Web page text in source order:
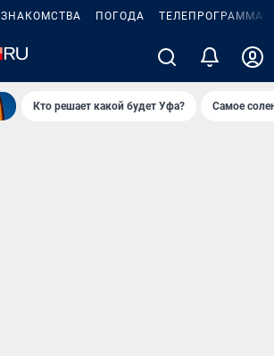
ЗНАКОМСТВА ПОГОДА ТЕЛЕПРОГРАММА
Кто решает какой будет Уфа? Самое